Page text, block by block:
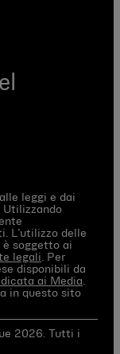
leggi e dai
Utilizzando
L’utilizzo delle
soggetto ai
legali . Per
disponibili da
ai Media
in questo sito
2026. Tutti i